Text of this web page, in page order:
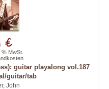
guitar playalong vol.187
guitar/tab
John
€
MwSt.